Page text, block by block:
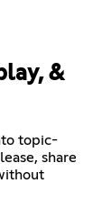
&
topic-
share